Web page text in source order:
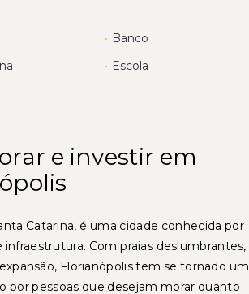
• Banco
• Escola
e investir em
Catarina, é uma cidade conhecida por
Com praias deslumbrantes,
Florianópolis tem se tornado um
por pessoas que desejam morar quanto